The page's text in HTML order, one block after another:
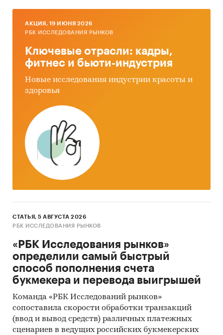
AКЦИЯ, 19 ИЮНЯ 2026
РБК ИССЛЕДОВАНИЯ РЫНКОВ
Ключевые отрасли: кадры,
фитнес и бьюти-индустрия
Новые исследования индустрии красоты и
здоровья
СТАТЬЯ, 5 АВГУСТА 2026
РБК ИССЛЕДОВАНИЯ РЫНКОВ
«РБК Исследования рынков»
определили самый быстрый
способ пополнения счета
букмекера и перевода выигрышей
Команда «РБК Исследований рынков»
сопоставила скорости обработки транзакций
(ввод и вывод средств) различных платежных
сценариев в ведущих российских букмекерских